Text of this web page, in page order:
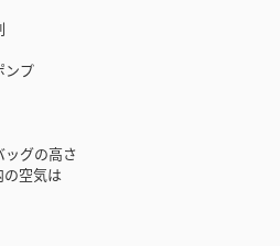
プ
グの高さ
空気は